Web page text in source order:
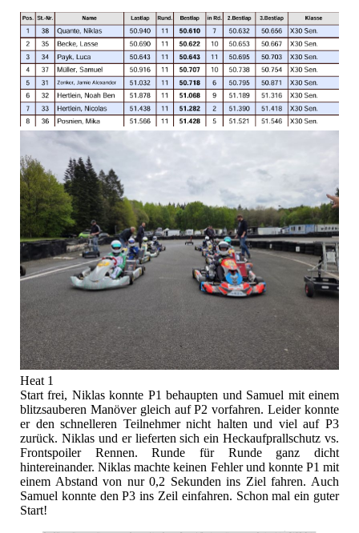
Heat 1
Start frei, Niklas konnte P1 behaupten und Samuel mit einem
blitzsauberen Manöver gleich auf P2 vorfahren. Leider konnte
er den schnelleren Teilnehmer nicht halten und viel auf P3
zurück. Niklas und er lieferten sich ein Heckaufprallschutz vs.
Frontspoiler Rennen. Runde für Runde ganz dicht
hintereinander. Niklas machte keinen Fehler und konnte P1 mit
einem Abstand von nur 0,2 Sekunden ins Ziel fahren. Auch
Samuel konnte den P3 ins Zeil einfahren. Schon mal ein guter
Start!